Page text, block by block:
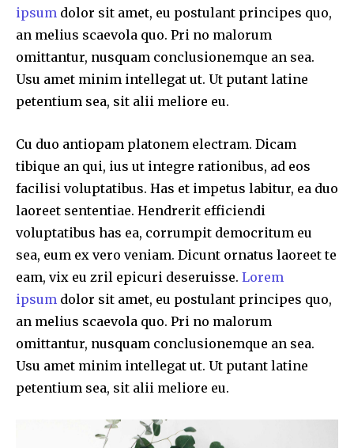
ipsum dolor sit amet, eu postulant principes quo,
an melius scaevola quo. Pri no malorum
omittantur, nusquam conclusionemque an sea.
Usu amet minim intellegat ut. Ut putant latine
petentium sea, sit alii meliore eu.
Cu duo antiopam platonem electram. Dicam
tibique an qui, ius ut integre rationibus, ad eos
facilisi voluptatibus. Has et impetus labitur, ea duo
laoreet sententiae. Hendrerit efficiendi
voluptatibus has ea, corrumpit democritum eu
sea, eum ex vero veniam. Dicunt ornatus laoreet te
eam, vix eu zril epicuri deseruisse. Lorem
ipsum dolor sit amet, eu postulant principes quo,
an melius scaevola quo. Pri no malorum
omittantur, nusquam conclusionemque an sea.
Usu amet minim intellegat ut. Ut putant latine
petentium sea, sit alii meliore eu.